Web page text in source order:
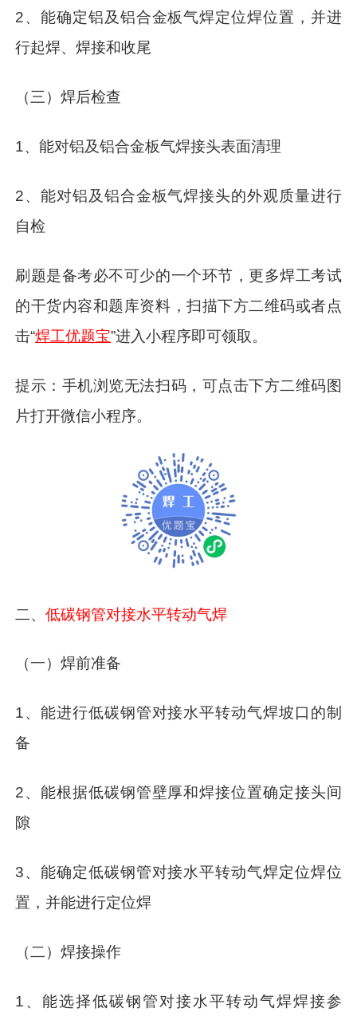
2、能确定铝及铝合金板气焊定位焊位置，并进
行起焊、焊接和收尾
（三）焊后检查
1、能对铝及铝合金板气焊接头表面清理
2、能对铝及铝合金板气焊接头的外观质量进行
自检
刷题是备考必不可少的一个环节，更多焊工考试
的干货内容和题库资料，扫描下方二维码或者点
击“焊工优题宝”进入小程序即可领取。
提示：手机浏览无法扫码，可点击下方二维码图
片打开微信小程序。
二、低碳钢管对接水平转动气焊
（一）焊前准备
1、能进行低碳钢管对接水平转动气焊坡口的制
备
2、能根据低碳钢管壁厚和焊接位置确定接头间
隙
3、能确定低碳钢管对接水平转动气焊定位焊位
置，并能进行定位焊
（二）焊接操作
1、能选择低碳钢管对接水平转动气焊焊接参